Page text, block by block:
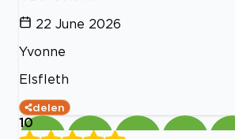
22 June 2026
Yvonne
Elsfleth
delen
10